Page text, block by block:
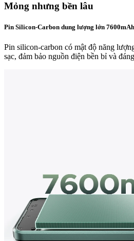
Mỏng nhưng bền lâu
Pin Silicon-Carbon dung lượng lớn 7600mAh
Pin silicon-carbon có mật độ năng
sạc, đảm bảo nguồn điện bền bỉ và